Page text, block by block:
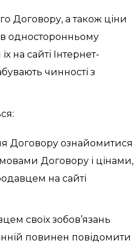
Договору, а також ціни
в односторонньому
на сайті Інтернет-
чинності з
Договору ознайомитися
Договору і цінами,
на сайті
своїх зобов’язань
повинен повідомити